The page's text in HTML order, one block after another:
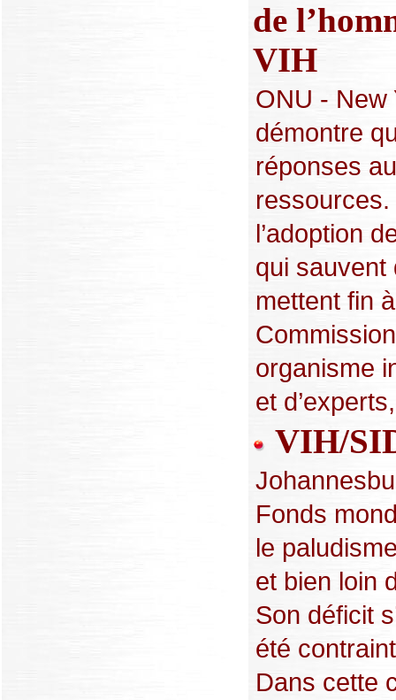
de
VIH
ONU - New
démontre
réponses
l’adoption
qui sauvent
mettent fin
organisme
et
VIH/
Fonds
le
et bien loin
Son déficit
été
Dans cette